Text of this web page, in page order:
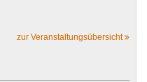
zur Veranstaltungsübersicht